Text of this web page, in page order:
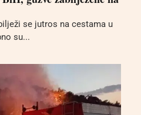
se jutros na cestama u
su...